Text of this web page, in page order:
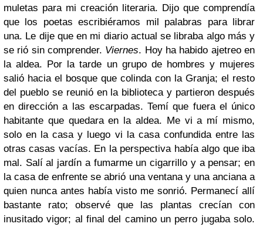
muletas para mi creación literaria. Dijo que comprendía
que los poetas escribiéramos mil palabras para librar
una. Le dije que en mi diario actual se libraba algo más y
se rió sin comprender. Viernes. Hoy ha habido ajetreo en
la aldea. Por la tarde un grupo de hombres y mujeres
salió hacia el bosque que colinda con la Granja; el resto
del pueblo se reunió en la biblioteca y partieron después
en dirección a las escarpadas. Temí que fuera el único
habitante que quedara en la aldea. Me vi a mí mismo,
solo en la casa y luego vi la casa confundida entre las
otras casas vacías. En la perspectiva había algo que iba
mal. Salí al jardín a fumarme un cigarrillo y a pensar; en
la casa de enfrente se abrió una ventana y una anciana a
quien nunca antes había visto me sonrió. Permanecí allí
bastante rato; observé que las plantas crecían con
inusitado vigor; al final del camino un perro jugaba solo.